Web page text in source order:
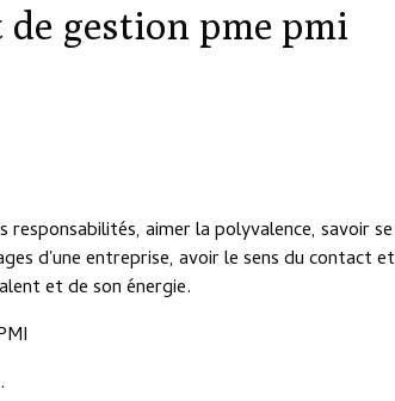
de gestion pme pmi
aimer la polyvalence, savoir se
d'une entreprise, avoir le sens du contact et
et de son énergie.